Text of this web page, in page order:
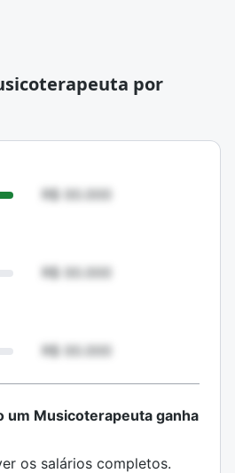
por
R$ 00.000
R$ 00.000
R$ 00.000
um Musicoterapeuta ganha
os salários completos.